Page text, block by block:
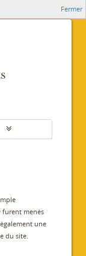
Fermer
furent menés
une
du site.